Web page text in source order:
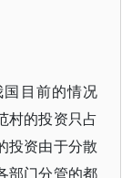
目前的情况
村的投资只占
投资由于分散
部门分管的都